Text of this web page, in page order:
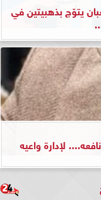
يتوّج بذهبيتين في
لإدارة واعيه